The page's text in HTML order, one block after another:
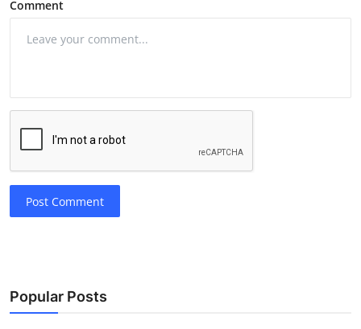
Comment
Post Comment
Popular Posts